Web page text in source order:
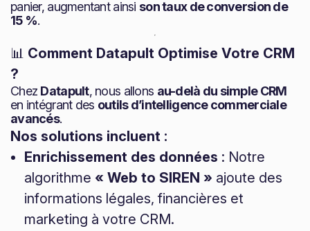
panier, augmentant ainsi son taux de conversion de
15 %.
📊 Comment Datapult Optimise Votre CRM
?
Chez Datapult, nous allons au-delà du simple CRM
en intégrant des outils d’intelligence commerciale
avancés.
Nos solutions incluent :
Enrichissement des données : Notre
algorithme « Web to SIREN » ajoute des
informations légales, financières et
marketing à votre CRM.